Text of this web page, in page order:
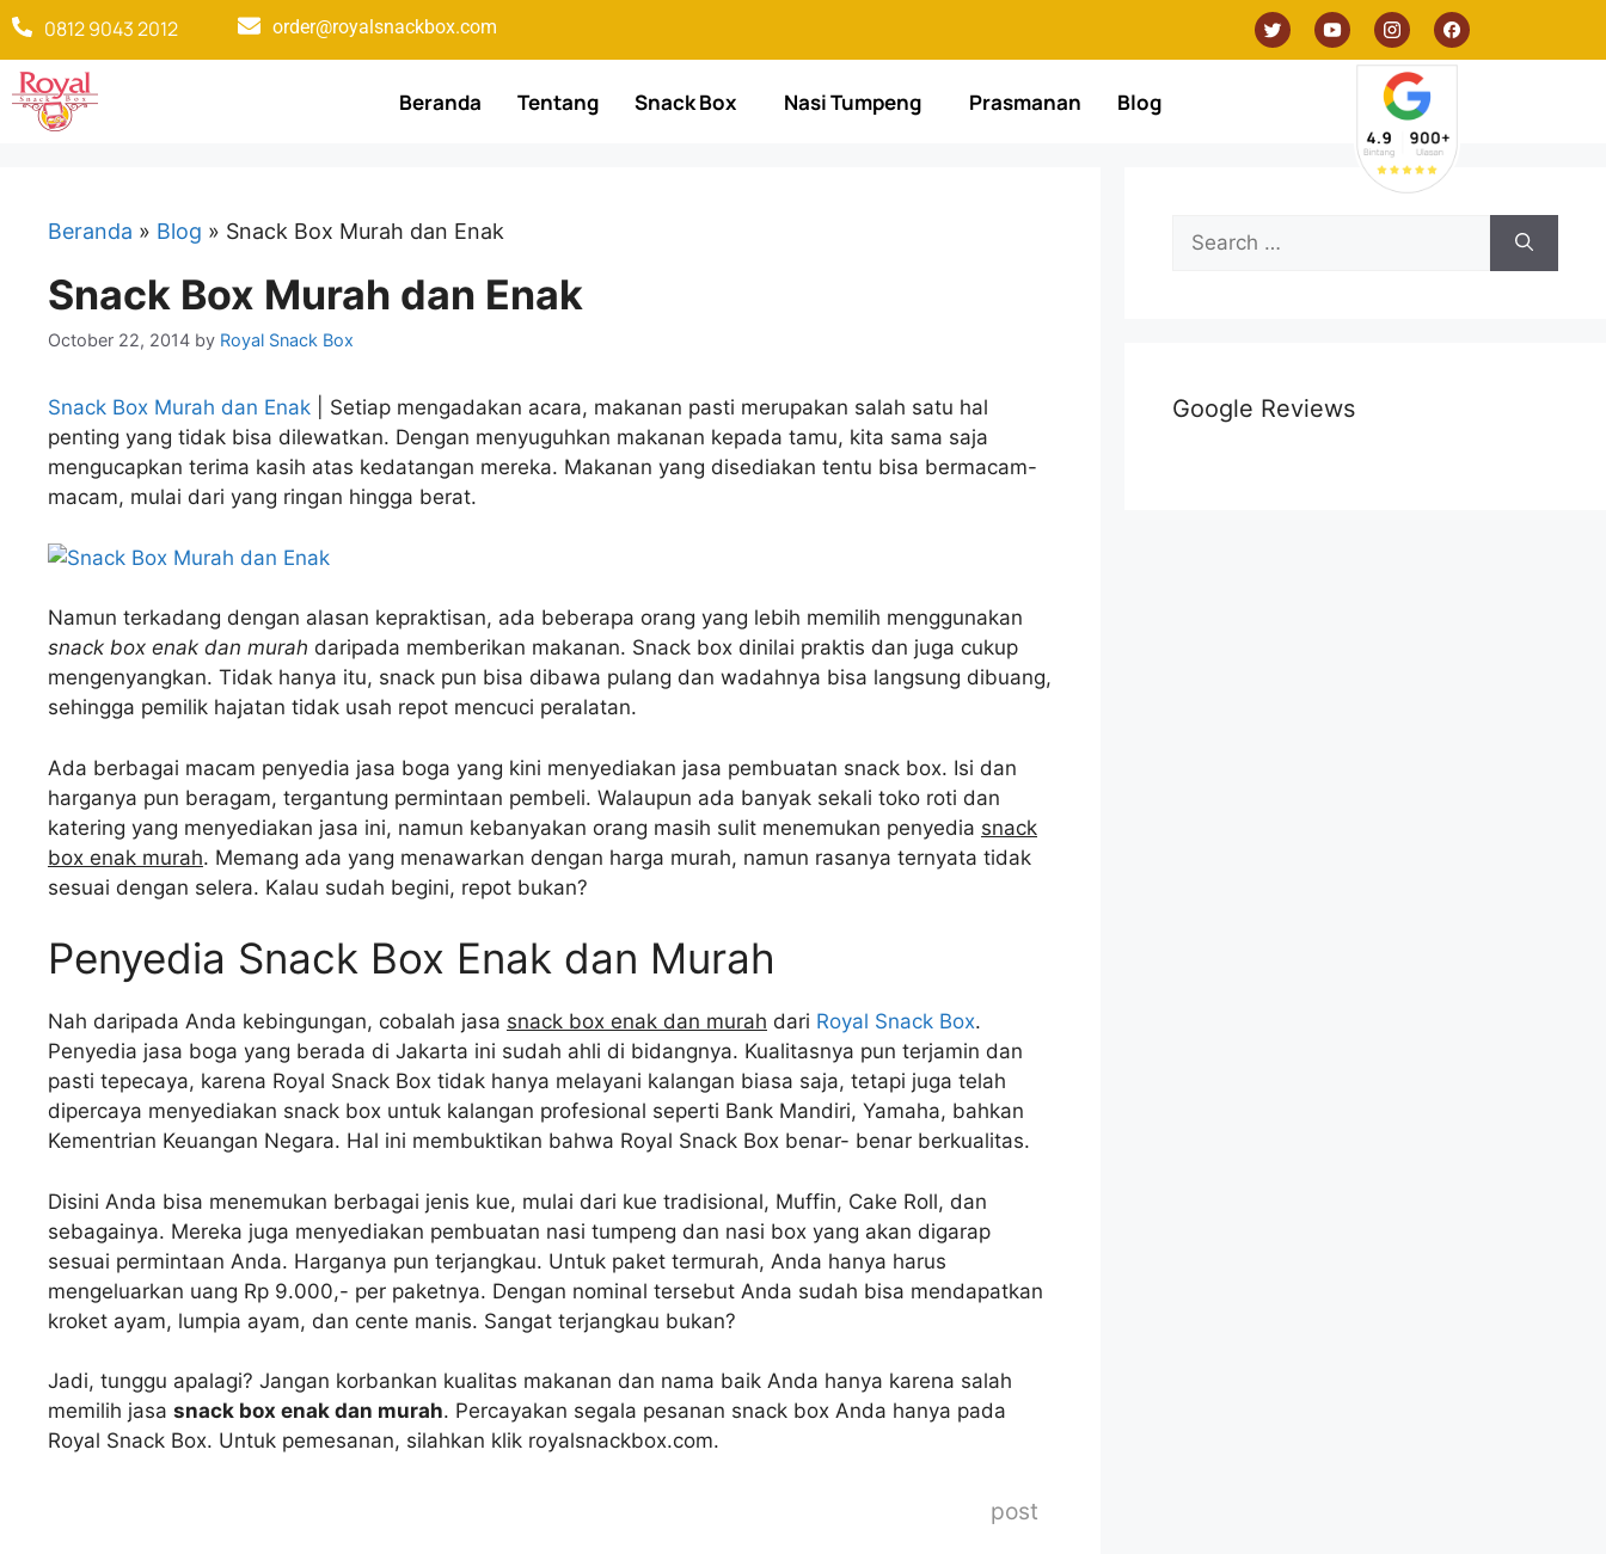
0812 9043 2012 order@royalsnackbox.com
Beranda Tentang Snack Box Nasi Tumpeng Prasmanan Blog
Beranda » Blog » Snack Box Murah dan Enak
Snack Box Murah dan Enak
October 22, 2014 by Royal Snack Box
Snack Box Murah dan Enak | Setiap mengadakan acara, makanan pasti merupakan salah satu hal
penting yang tidak bisa dilewatkan. Dengan menyuguhkan makanan kepada tamu, kita sama saja
mengucapkan terima kasih atas kedatangan mereka. Makanan yang disediakan tentu bisa bermacam-
macam, mulai dari yang ringan hingga berat.
Namun terkadang dengan alasan kepraktisan, ada beberapa orang yang lebih memilih menggunakan
snack box enak dan murah daripada memberikan makanan. Snack box dinilai praktis dan juga cukup
mengenyangkan. Tidak hanya itu, snack pun bisa dibawa pulang dan wadahnya bisa langsung dibuang,
sehingga pemilik hajatan tidak usah repot mencuci peralatan.
Ada berbagai macam penyedia jasa boga yang kini menyediakan jasa pembuatan snack box. Isi dan
harganya pun beragam, tergantung permintaan pembeli. Walaupun ada banyak sekali toko roti dan
katering yang menyediakan jasa ini, namun kebanyakan orang masih sulit menemukan penyedia snack
box enak murah. Memang ada yang menawarkan dengan harga murah, namun rasanya ternyata tidak
sesuai dengan selera. Kalau sudah begini, repot bukan?
Penyedia Snack Box Enak dan Murah
Nah daripada Anda kebingungan, cobalah jasa snack box enak dan murah dari Royal Snack Box.
Penyedia jasa boga yang berada di Jakarta ini sudah ahli di bidangnya. Kualitasnya pun terjamin dan
pasti tepecaya, karena Royal Snack Box tidak hanya melayani kalangan biasa saja, tetapi juga telah
dipercaya menyediakan snack box untuk kalangan profesional seperti Bank Mandiri, Yamaha, bahkan
Kementrian Keuangan Negara. Hal ini membuktikan bahwa Royal Snack Box benar- benar berkualitas.
Disini Anda bisa menemukan berbagai jenis kue, mulai dari kue tradisional, Muffin, Cake Roll, dan
sebagainya. Mereka juga menyediakan pembuatan nasi tumpeng dan nasi box yang akan digarap
sesuai permintaan Anda. Harganya pun terjangkau. Untuk paket termurah, Anda hanya harus
mengeluarkan uang Rp 9.000,- per paketnya. Dengan nominal tersebut Anda sudah bisa mendapatkan
kroket ayam, lumpia ayam, dan cente manis. Sangat terjangkau bukan?
Jadi, tunggu apalagi? Jangan korbankan kualitas makanan dan nama baik Anda hanya karena salah
memilih jasa snack box enak dan murah. Percayakan segala pesanan snack box Anda hanya pada
Royal Snack Box. Untuk pemesanan, silahkan klik royalsnackbox.com.
post
Google Reviews